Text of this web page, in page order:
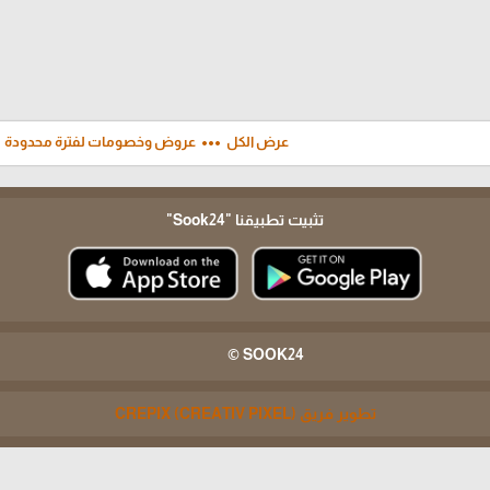
عرض الكل more_horiz عروض وخصومات لفترة محدودة
تثبيت تطبيقنا "Sook24"
SOOK24 ©
تطوير فريق CREPIX (CREATIV PIXEL)